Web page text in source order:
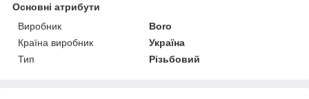
Основні атрибути
Виробник
Boro
Країна виробник
Україна
Тип
Різьбовий